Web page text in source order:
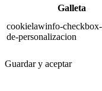
Galleta
cookielawinfo-
de-personalizacion
Guardar y aceptar